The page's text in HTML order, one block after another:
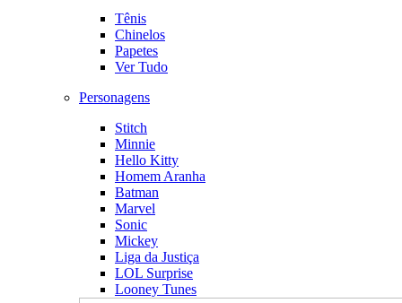
Tênis
Chinelos
Papetes
Ver Tudo
Personagens
Stitch
Minnie
Hello Kitty
Homem Aranha
Batman
Marvel
Sonic
Mickey
Liga da Justiça
LOL Surprise
Looney Tunes